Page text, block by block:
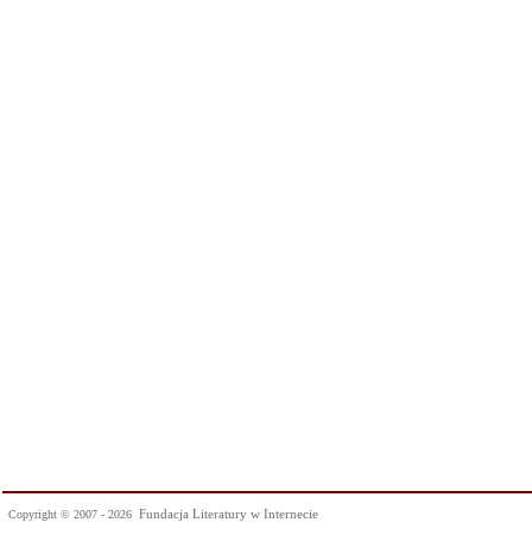
Copyright © 2007 - 2026 Fundacja Literatury w Internecie